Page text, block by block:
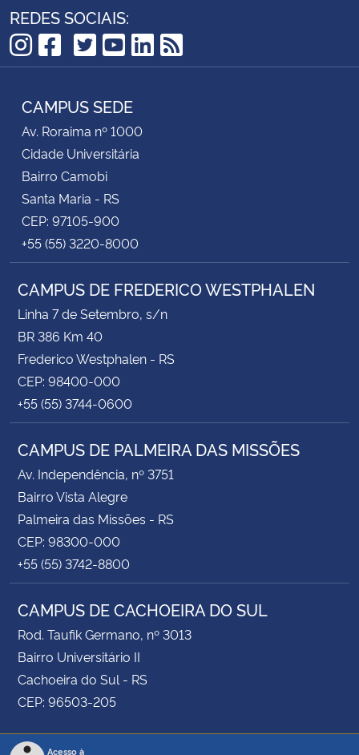
REDES SOCIAIS:
Instagram
Facebook
TikTok
Twitter
YouTube
LinkedIn
RSS
CAMPUS SEDE
Av. Roraima nº 1000
Cidade Universitária
Bairro Camobi
Santa Maria - RS
CEP: 97105-900
+55 (55) 3220-8000
CAMPUS DE FREDERICO WESTPHALEN
Linha 7 de Setembro, s/n
BR 386 Km 40
Frederico Westphalen - RS
CEP: 98400-000
+55 (55) 3744-0600
CAMPUS DE PALMEIRA DAS MISSÕES
Av. Independência, nº 3751
Bairro Vista Alegre
Palmeira das Missões - RS
CEP: 98300-000
+55 (55) 3742-8800
CAMPUS DE CACHOEIRA DO SUL
Rod. Taufik Germano, nº 3013
Bairro Universitário II
Cachoeira do Sul - RS
CEP: 96503-205
Acesso à